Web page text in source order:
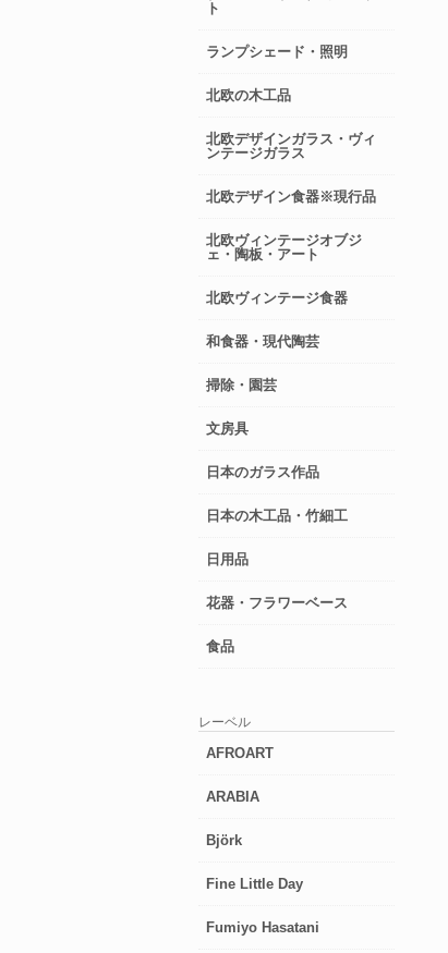
ト
ランプシェード・照明
北欧の木工品
北欧デザインガラス・ヴィ
ンテージガラス
北欧デザイン食器※現行品
北欧ヴィンテージオブジ
ェ・陶板・アート
北欧ヴィンテージ食器
和食器・現代陶芸
掃除・園芸
文房具
日本のガラス作品
日本の木工品・竹細工
日用品
花器・フラワーベース
食品
レーベル
AFROART
ARABIA
Björk
Fine Little Day
Fumiyo Hasatani